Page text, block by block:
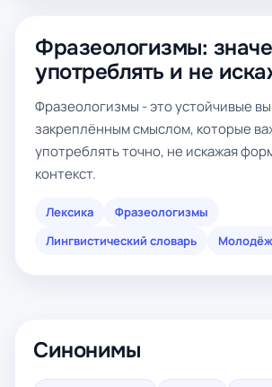
Фразеологизмы:
употреблять и не
Фразеологизмы - это устойчивые
закреплённым смыслом, которые
употреблять точно, не искажая
контекст.
Лексика
Фразеологизмы
Лингвистический словарь
Синонимы